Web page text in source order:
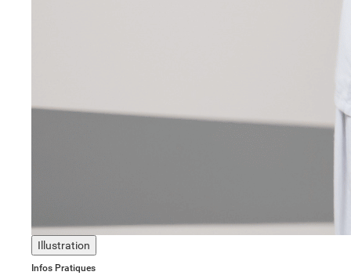
Illustration
Infos Pratiques